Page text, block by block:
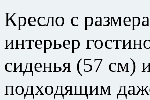
Кресло с
интерьер
сиденья (57 см)
подходящим